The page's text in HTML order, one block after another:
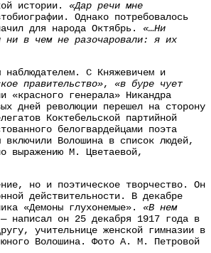
истории.
«Дар речи мне
Однако потребовалось
для народа Октябрь. «…Ни
ни в чем не разочаровали: я их
С Княжевичем и
правительство», «в буре чует
«красного генерала» Никандра
дней революции перешел на сторону
Коктебельской партийной
белогвардейцами поэта
включили Волошина в список людей,
выражению М. Цветаевой,
но и поэтическое творчество. Он
действительности. В декабре
«Демоны глухонемые». «В нем
написал он 25 декабря 1917 года в
учительнице женской гимназии в
Волошина. Фото А. М. Петровой